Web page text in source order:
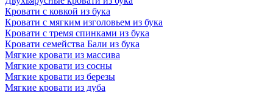
Кровати с ковкой из бука
Кровати с мягким изголовьем из бука
Кровати с тремя спинками из бука
Кровати семейства Бали из бука
Мягкие кровати из массива
Мягкие кровати из сосны
Мягкие кровати из березы
Мягкие кровати из дуба